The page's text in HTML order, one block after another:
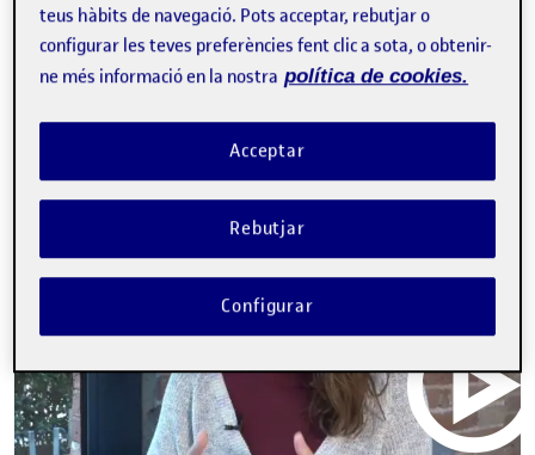
disseny curricular disseny de l'aprenentatge gamificació
metodologies actives
teus hàbits de navegació. Pots acceptar, rebutjar o
configurar les teves preferències fent clic a sota, o obtenir-
ne més informació en la nostra política de cookies.
Rebutjar
Acceptar
Configurar